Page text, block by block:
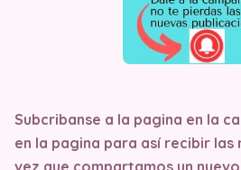
Subcribanse a la pagina en la
en la pagina para así recibir
vez que compartamos un